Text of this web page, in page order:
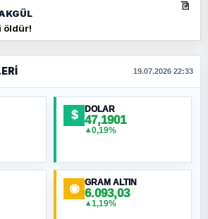
öldür!
BÜYÜKKALKAN
NATO Toplantısı mı, Yeni
Haritasının Provası mı?
19.07.2026 22:33
$ DOLAR
47,1901
▲0,19%
◉ GRAM ALTIN
6.093,03
▲1,19%